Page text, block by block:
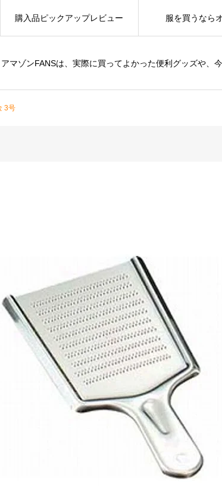
アマゾンFANSは、実際に買ってよかった便利グッズや、
購入品ピックアップレビュー 服を買うなら
3号